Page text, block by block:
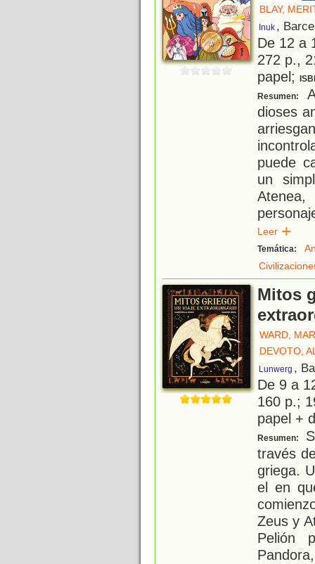
BLAY,
Inuk ,
De 12 a
272 p.,
papel;
Resumen:
dioses
puede
un
Leer
Temática:
Mitos
WARD,
DEVOTO,
Lunwerg ,
De 9 a
160 p.;
papel +
Resumen:
través
griega.
el en
Zeus y
Pelión
Pandora,